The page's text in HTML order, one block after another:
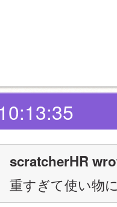
scratcherHR
重すぎて使い物